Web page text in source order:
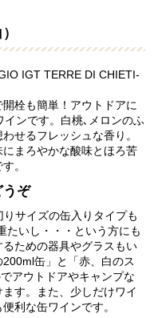
IGT TERRE DI CHIETI-
栓も簡単！アウトドアに
ンです。白桃､メロンのふ
せるフレッシュな香り。
まろやかな酸味とほろ苦
。
うぞ
りサイズの缶入りタイプも
たいし・・・という方にも
ための器具やグラスもい
缶」 と
「赤、白のス
アウトドアやキャンプな
す。また、少しだけワイ
利な缶ワインです。